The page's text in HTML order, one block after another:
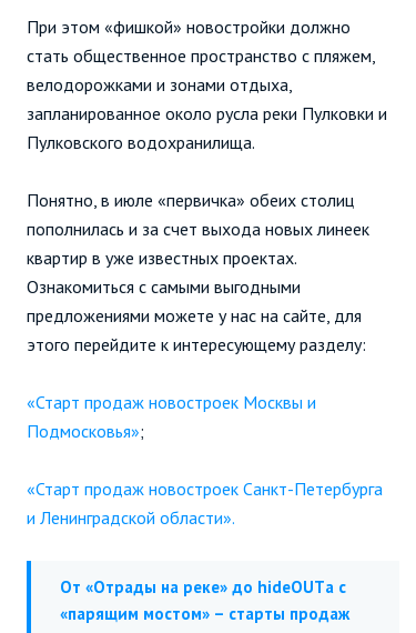
При этом «фишкой» новостройки должно
стать общественное пространство с пляжем,
велодорожками и зонами отдыха,
запланированное около русла реки Пулковки и
Пулковского водохранилища.
Понятно, в июле «первичка» обеих столиц
пополнилась и за счет выхода новых линеек
квартир в уже известных проектах.
Ознакомиться с самыми выгодными
предложениями можете у нас на сайте, для
этого перейдите к интересующему разделу:
«Старт продаж новостроек Москвы и
Подмосковья»;
«Старт продаж новостроек Санкт-Петербурга
и Ленинградской области».
От «Отрады на реке» до hideOUTа с
«парящим мостом» – старты продаж